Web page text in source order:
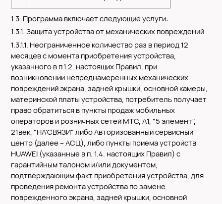
1.3. Программа включает следующие услуги:
1.3.1. Защита устройства от механических повреждений
1.3.1.1. Неограниченное количество раз в период 12
месяцевс момента приобретения устройства,
указанного в п.1.2. настоящих Правил, при
возникновении непреднамеренных механических
повреждений экрана, задней крышки, основной камеры,
материнской платы устройства, потребитель получает
право обратиться в пункты продаж мобильных
операторов и розничных сетей МТС, А1, "5 элемент",
21век, "НА'СВЯЗИ" либо Авторизованный сервисный
центр (далее – АСЦ), либо пункты приема устройств
HUAWEI (указанные в п. 1.4. настоящих Правил) с
гарантийным талоном и/или документом,
подтверждающим факт приобретения устройства, для
проведения ремонта устройства по замене
поврежденного экрана, задней крышки, основной